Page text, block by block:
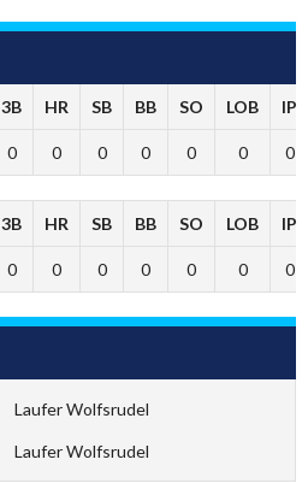
3B HR SB BB SO LOB IP
0 0 0 0 0 0 0
3B HR SB BB SO LOB IP
0 0 0 0 0 0 0
Laufer Wolfsrudel
Laufer Wolfsrudel